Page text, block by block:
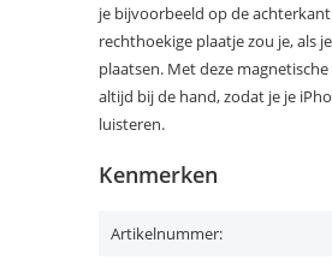
je bijvoorbeeld op de
rechthoekige plaatje zou je, als
plaatsen. Met deze
altijd bij de hand, zodat je je
luisteren.
Kenmerken
Artikelnummer: